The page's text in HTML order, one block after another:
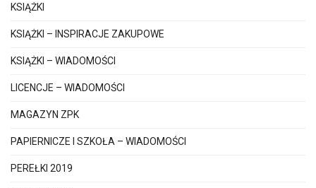
KSIĄŻKI
KSIĄŻKI – INSPIRACJE ZAKUPOWE
KSIĄŻKI – WIADOMOŚCI
LICENCJE – WIADOMOŚCI
MAGAZYN ZPK
PAPIERNICZE I SZKOŁA – WIADOMOŚCI
PEREŁKI 2019